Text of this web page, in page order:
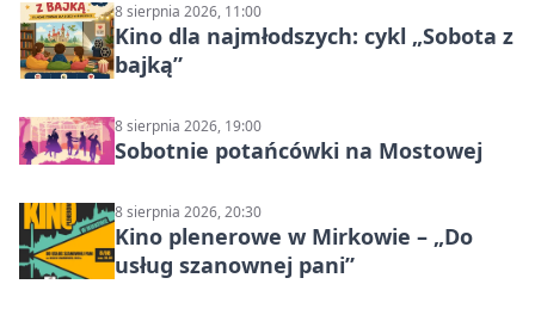
8 sierpnia 2026, 11:00
Kino dla najmłodszych: cykl „Sobota z
bajką”
8 sierpnia 2026, 19:00
Sobotnie potańcówki na Mostowej
8 sierpnia 2026, 20:30
Kino plenerowe w Mirkowie – „Do
usług szanownej pani”